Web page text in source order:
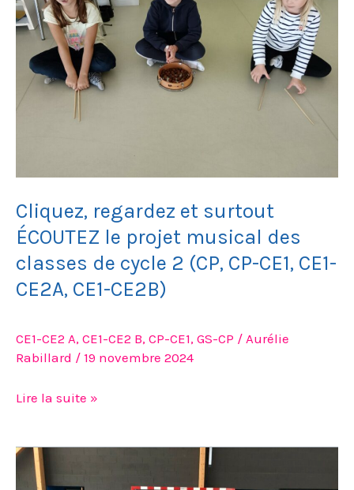
Cliquez, regardez et surtout
ÉCOUTEZ le projet musical des
classes de cycle 2 (CP, CP-CE1, CE1-
CE2A, CE1-CE2B)
CE1-CE2 A, CE1-CE2 B, CP-CE1, GS-CP / Aurélie
Rabillard / 19 novembre 2024
surtout
ÉCOUTEZ
projet
musical
2
(CP,
CP-
CE1-
CE1-
CE2B)
Lire la suite »
Jeux